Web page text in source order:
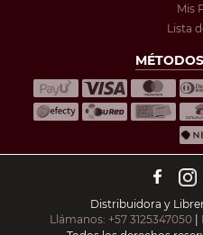
Mis
Lista
Distribuidora y
Llámanos: +57 3125347050 |